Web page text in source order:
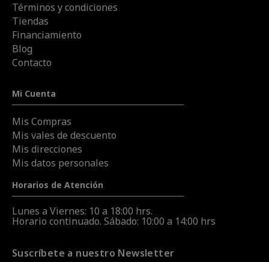
Términos y condiciones
Tiendas
Financiamiento
Blog
Contacto
Mi Cuenta
Mis Compras
Mis vales de descuento
Mis direcciones
Mis datos personales
Horarios de Atención
Lunes a Viernes: 10 a 18:00 hrs.
Horario continuado. Sábado: 10:00 a 14:00 hrs
Suscríbete a nuestro Newsletter